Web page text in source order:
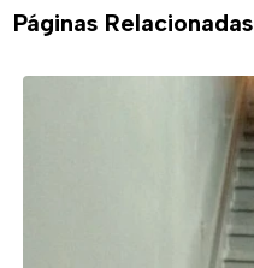
Páginas Relacionadas